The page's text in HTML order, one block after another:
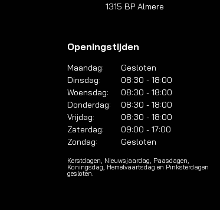
1315 BP Almere
Openingstijden
Maandag:
Gesloten
Dinsdag:
08:30 - 18:00
Woensdag:
08:30 - 18:00
Donderdag:
08:30 - 18:00
Vrijdag:
08:30 - 18:00
Zaterdag:
09:00 - 17:00
Zondag:
Gesloten
Kerstdagen, Nieuwsjaardag, Paasdagen,
Koningsdag, Hemelvaartsdag en Pinksterdagen
gesloten.